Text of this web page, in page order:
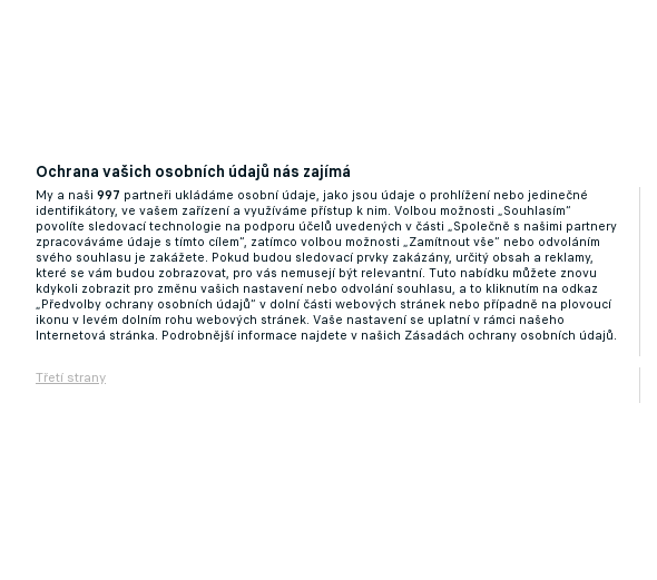
Ochrana vašich osobních údajů nás zajímá
My a naši 997 partneři ukládáme osobní údaje, jako jsou údaje o prohlížení nebo jedinečné
identifikátory, ve vašem zařízení a využíváme přístup k nim. Volbou možnosti „Souhlasím“
povolíte sledovací technologie na podporu účelů uvedených v části „Společně s našimi partnery
zpracováváme údaje s tímto cílem“, zatímco volbou možnosti „Zamítnout vše“ nebo odvoláním
svého souhlasu je zakážete. Pokud budou sledovací prvky zakázány, určitý obsah a reklamy,
které se vám budou zobrazovat, pro vás nemusejí být relevantní. Tuto nabídku můžete znovu
kdykoli zobrazit pro změnu vašich nastavení nebo odvolání souhlasu, a to kliknutím na odkaz
„Předvolby ochrany osobních údajů“ v dolní části webových stránek nebo případně na plovoucí
ikonu v levém dolním rohu webových stránek. Vaše nastavení se uplatní v rámci našeho
Internetová stránka. Podrobnější informace najdete v našich Zásadách ochrany osobních údajů.
Třetí strany